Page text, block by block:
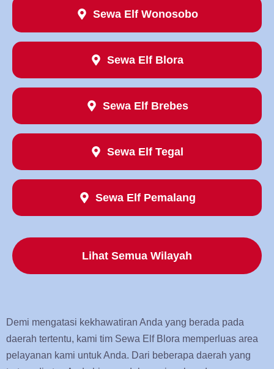
Sewa Elf Wonosobo
Sewa Elf Blora
Sewa Elf Brebes
Sewa Elf Tegal
Sewa Elf Pemalang
Lihat Semua Wilayah
Demi mengatasi kekhawatiran Anda yang berada pada
daerah tertentu, kami tim Sewa Elf Blora memperluas area
pelayanan kami untuk Anda. Dari beberapa daerah yang